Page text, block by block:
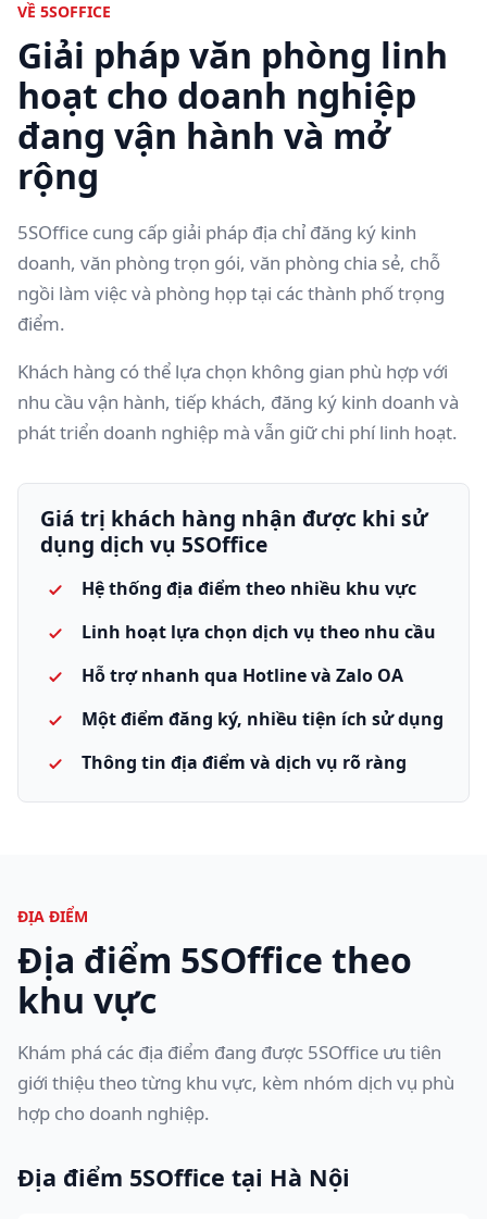
VỀ 5SOFFICE
Giải pháp văn phòng linh
hoạt cho doanh nghiệp
đang vận hành và mở
rộng
5SOffice cung cấp giải pháp địa chỉ đăng ký kinh
doanh, văn phòng trọn gói, văn phòng chia sẻ, chỗ
ngồi làm việc và phòng họp tại các thành phố trọng
điểm.
Khách hàng có thể lựa chọn không gian phù hợp với
nhu cầu vận hành, tiếp khách, đăng ký kinh doanh và
phát triển doanh nghiệp mà vẫn giữ chi phí linh hoạt.
Giá trị khách hàng nhận được khi sử
dụng dịch vụ 5SOffice
Hệ thống địa điểm theo nhiều khu vực
Linh hoạt lựa chọn dịch vụ theo nhu cầu
Hỗ trợ nhanh qua Hotline và Zalo OA
Một điểm đăng ký, nhiều tiện ích sử dụng
Thông tin địa điểm và dịch vụ rõ ràng
ĐỊA ĐIỂM
Địa điểm 5SOffice theo
khu vực
Khám phá các địa điểm đang được 5SOffice ưu tiên
giới thiệu theo từng khu vực, kèm nhóm dịch vụ phù
hợp cho doanh nghiệp.
Địa điểm 5SOffice tại Hà Nội